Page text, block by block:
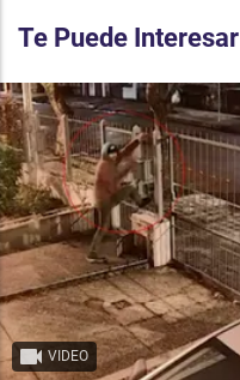
Te Puede Interesar
VIDEO